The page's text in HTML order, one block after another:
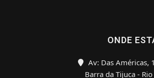
ONDE
Av: Das Américas,
Barra da Tijuca - Rio